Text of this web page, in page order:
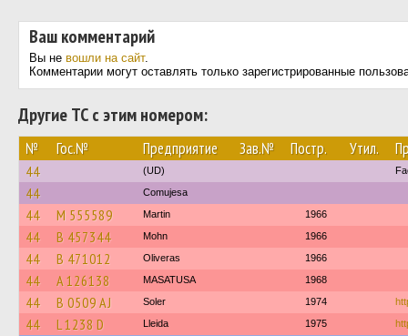
Ваш комментарий
Вы не вошли на сайт.
Комментарии могут оставлять только зарегистрированные
Другие ТС с этим номером:
№ Гос.№ Предприятие Зав.№ Постр. Утил.
44 (UD)
44 Comujesa
44 M 555589 Martin 1966
44 B 457344 Mohn 1966
44 B 471012 Oliveras 1966
44 A 126138 MASATUSA 1968
44 B 0509 AJ Soler 1974
44 L 1238 D Lleida 1975